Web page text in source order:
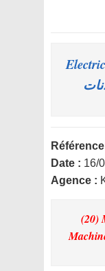
Date : 16/
Agence :
(20)